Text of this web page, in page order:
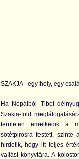
SZAKJA - egy hely, egy
Ha Nepálból Tibet
Szakja-föld
területen emelkedik a
sötétpirosra festett, szinte
hirdetik, hogy itt teljes
vaIlási könyvtára. A